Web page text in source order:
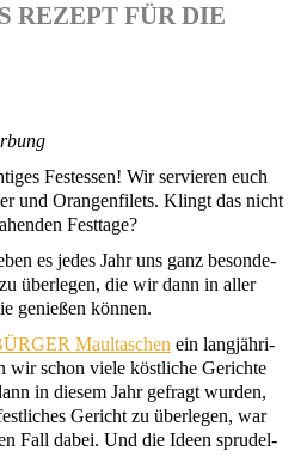
REZEPT FÜR DIE
Fest­essen! Wir ser­vie­ren euch
und Oran­gen­fi­lets. Klingt das nicht
Festtage?
es jedes Jahr uns ganz beson­de­
über­le­gen, die wir dann in aller
genie­ßen können.
Maul­ta­schen ein lang­jäh­ri­
wir schon vie­le köst­li­che Gerich­te
in die­sem Jahr gefragt wur­den,
Gericht zu über­le­gen, war
Fall dabei. Und die Ideen spru­del­